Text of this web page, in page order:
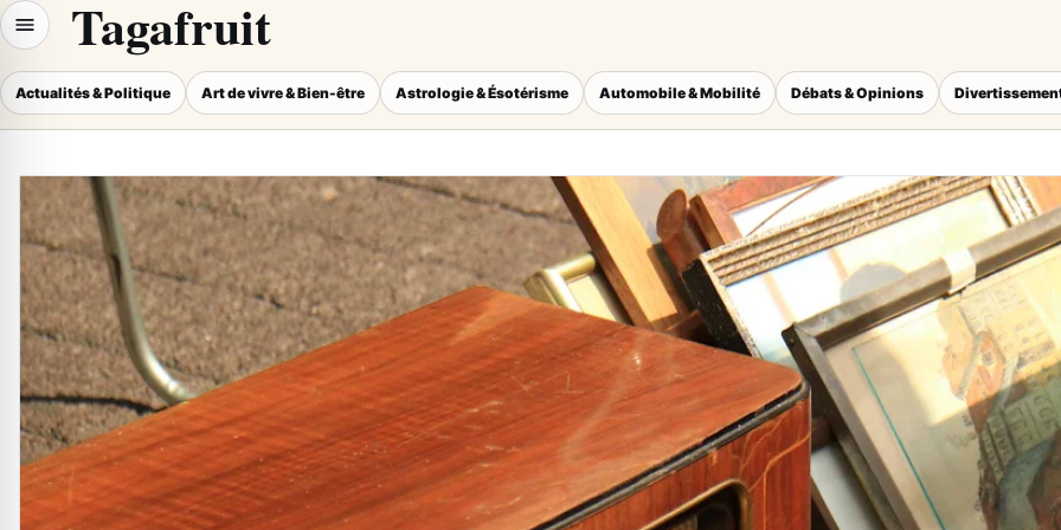
Tagafruit
Actualités & Politique Art de vivre & Bien-être Astrologie & Ésotérisme Automobile & Mobilité Débats & Opinions